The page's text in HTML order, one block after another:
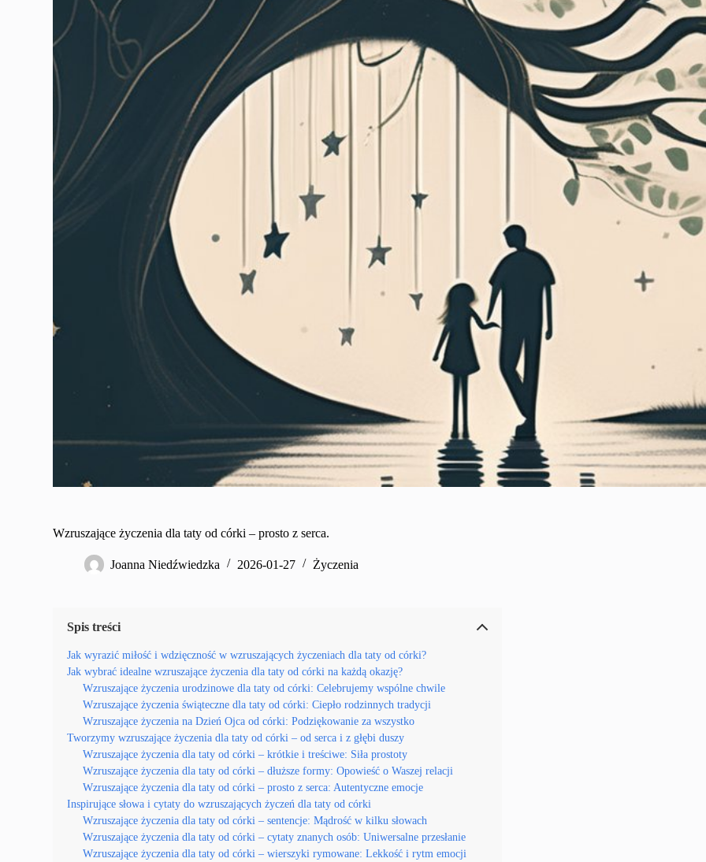
Wzruszające życzenia dla taty od córki – prosto z serca.
Joanna Niedźwiedzka 2026-01-27 Życzenia
Spis treści
Jak wyrazić miłość i wdzięczność w wzruszających życzeniach dla taty od córki?
Jak wybrać idealne wzruszające życzenia dla taty od córki na każdą okazję?
Wzruszające życzenia urodzinowe dla taty od córki: Celebrujemy wspólne chwile
Wzruszające życzenia świąteczne dla taty od córki: Ciepło rodzinnych tradycji
Wzruszające życzenia na Dzień Ojca od córki: Podziękowanie za wszystko
Tworzymy wzruszające życzenia dla taty od córki – od serca i z głębi duszy
Wzruszające życzenia dla taty od córki – krótkie i treściwe: Siła prostoty
Wzruszające życzenia dla taty od córki – dłuższe formy: Opowieść o Waszej relacji
Wzruszające życzenia dla taty od córki – prosto z serca: Autentyczne emocje
Inspirujące słowa i cytaty do wzruszających życzeń dla taty od córki
Wzruszające życzenia dla taty od córki – sentencje: Mądrość w kilku słowach
Wzruszające życzenia dla taty od córki – cytaty znanych osób: Uniwersalne przesłanie
Wzruszające życzenia dla taty od córki – wierszyki rymowane: Lekkość i rytm emocji